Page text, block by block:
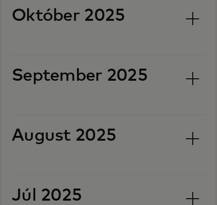
Október 2025
September 2025
August 2025
Júl 2025